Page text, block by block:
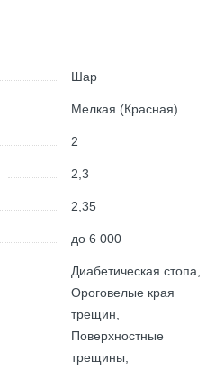
Шар
Мелкая (Красная)
2
2,3
2,35
до 6 000
Диабетическая стопа,
Ороговелые края
трещин,
Поверхностные
трещины,